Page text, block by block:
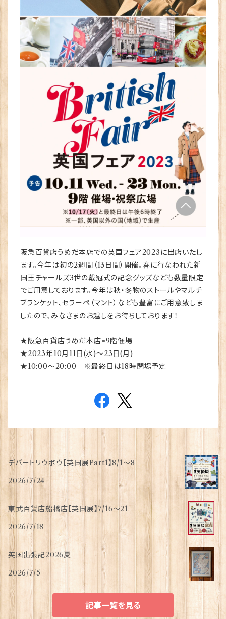
阪急百貨店うめだ本店での英国フェア2023に出店いたし
ます。今年は初の2週間（13日間）開催。春に行なわれた新
国王チャールズ3世の戴冠式の記念グッズなども数量限定
でご用意しております。今年は秋・冬物のストールやマルチ
ブランケット、セラーペ（マント）なども豊富にご用意致しま
したので、みなさまのお越しをお待ちしております！
★阪急百貨店うめだ本店=9階催場
★2023年10月11日(水)～23日(月)
★10:00～20:00 ※最終日は18時閉場予定
デパートリウボウ【英国展Part1】8/1〜8
2026/7/24
東武百貨店船橋店【英国展】7/16～21
2026/7/18
英国出張記2026夏
2026/7/5
記事一覧を見る